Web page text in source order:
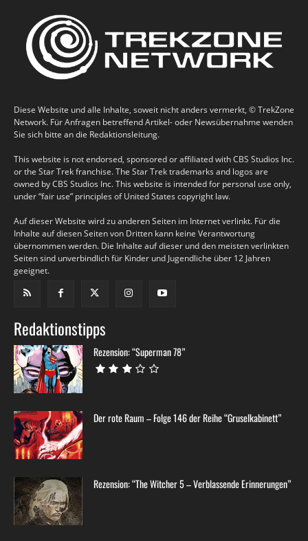
Diese Website und alle Inhalte, soweit nicht anders vermerkt, © TrekZone
Network. Für Anfragen betreffend Artikel- oder Newsübernahme wenden
Sie sich bitte an die Redaktionsleitung.
This website is not endorsed, sponsored or affiliated with CBS Studios Inc.
or the Star Trek franchise. The Star Trek trademarks and logos are
owned by CBS Studios Inc. This website is intended for personal use only,
under “fair use” principles of United States copyright law.
Auf dieser Website wird zu anderen Seiten im Internet verlinkt. Für die
Inhalte auf diesen Seiten von Dritten kann keine Verantwortung
übernommen werden. Die Inhalte auf dieser und den meisten verlinkten
Seiten sind unverbindlich für Kinder und Jugendliche über 12 Jahren
geeignet.
Redaktionstipps
Rezension: “Superman 78”
Der rote Raum – Folge 146 der Reihe “Gruselkabinett”
Rezension: “The Witcher 5 – Verblassende Erinnerungen”